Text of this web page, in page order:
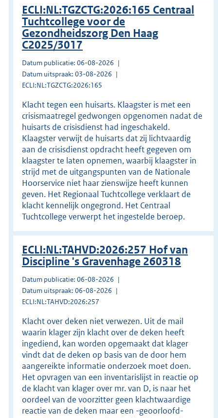
ECLI:NL:TGZCTG:2026:165 Centraal
Tuchtcollege voor de
Gezondheidszorg Den Haag
C2025/3017
Datum publicatie: 06-08-2026
Datum uitspraak: 03-08-2026
ECLI:NL:TGZCTG:2026:165
Klacht tegen een huisarts. Klaagster is met een
crisismaatregel gedwongen opgenomen nadat de
huisarts de crisisdienst had ingeschakeld.
Klaagster verwijt de huisarts dat zij lichtvaardig
aan de crisisdienst opdracht heeft gegeven om
klaagster te laten opnemen, waarbij klaagster in
strijd met de uitgangspunten van de Nationale
Hoorservice niet haar zienswijze heeft kunnen
geven. Het Regionaal Tuchtcollege verklaart de
klacht kennelijk ongegrond. Het Centraal
Tuchtcollege verwerpt het ingestelde beroep.
ECLI:NL:TAHVD:2026:257 Hof van
Discipline 's Gravenhage 260318
Datum publicatie: 06-08-2026
Datum uitspraak: 06-08-2026
ECLI:NL:TAHVD:2026:257
Klacht over deken niet verwezen. Uit de mail
waarin klager zijn klacht over de deken heeft
ingediend, kan worden opgemaakt dat klager
vindt dat de deken op basis van de door hem
aangereikte informatie onderzoek moet doen.
Het opvragen van een inventarislijst in reactie op
de klacht van klager over mr. van D, is naar het
oordeel van de voorzitter geen klachtwaardige
reactie van de deken maar een -geoorloofd-